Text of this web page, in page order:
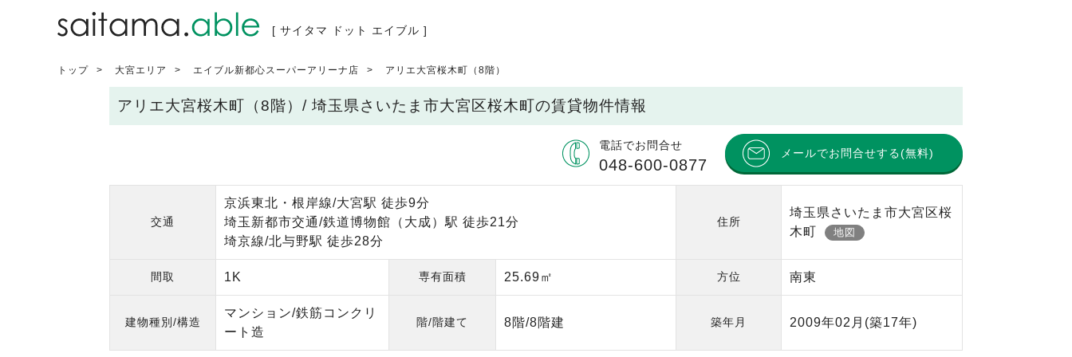
[ サイタマ ドット エイブル ]
トップ 大宮エリア エイブル新都心スーパーアリーナ店 アリエ大宮桜木町（8階）
アリエ大宮桜木町（8階）/ 埼玉県さいたま市大宮区桜木町の賃貸物件情報
電話でお問合せ
048-600-0877
メールでお問合せする(無料)
交通
京浜東北・根岸線/大宮駅 徒歩9分
埼玉新都市交通/鉄道博物館（大成）駅 徒歩21分
埼京線/北与野駅 徒歩28分
住所
埼玉県さいたま市大宮区桜
木町
地図
間取 1K 専有面積 25.69㎡ 方位 南東
建物種別/構造
マンション/鉄筋コンクリ
ート造
階/階建て 8階/8階建 築年月 2009年02月 (築17年)